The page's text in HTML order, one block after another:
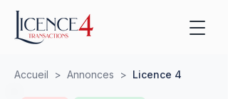
Accueil > Annonces > Licence 4